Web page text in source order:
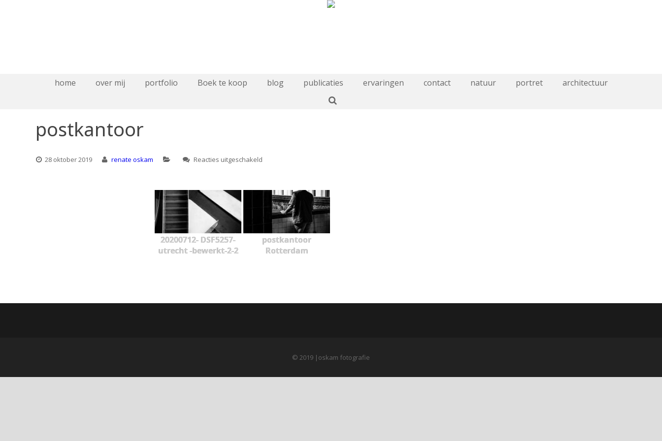
home over mij portfolio Boek te koop blog publicaties ervaringen contact natuur portret architectuur
postkantoor
28 oktober 2019 renate oskam Reacties uitgeschakeld
20200712- DSF5257-
utrecht -bewerkt-2-2
postkantoor
Rotterdam
© 2019 |oskam fotografie